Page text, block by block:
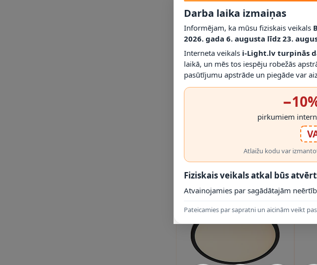
Datu lapa
Darba laika izmaiņas
Informējam, ka mūsu fiziskais veikals
2026. gada 6. augusta līdz 23.
Interneta veikals i-Light.lv turpinās
laikā, un mēs tos iespēju robežās
pasūtījumu apstrāde un piegāde var
pirkumiem
Atlaižu kodu var
Fiziskais veikals atkal būs
Atvainojamies par sagādātajām
Pateicamies par sapratni un aicinām veikt